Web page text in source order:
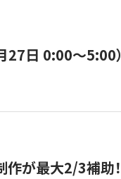
27日 0:00〜5:00）
が最大2/3補助！